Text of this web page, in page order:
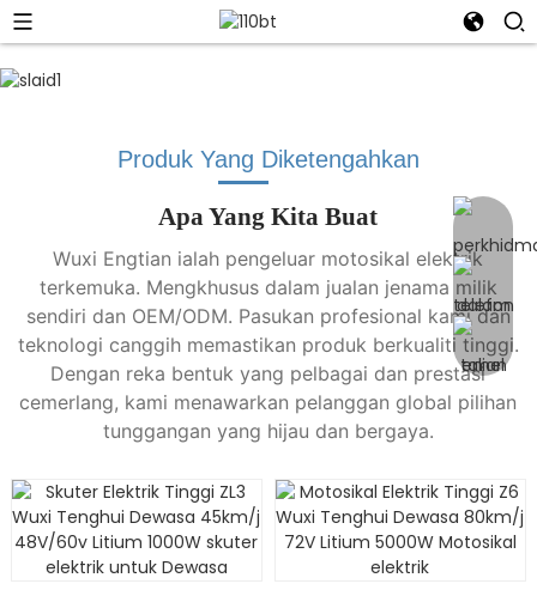
Produk Yang Diketengahkan
Apa Yang Kita Buat
Wuxi Engtian ialah pengeluar motosikal elektrik
terkemuka. Mengkhusus dalam jualan jenama milik
sendiri dan OEM/ODM. Pasukan profesional kami dan
teknologi canggih memastikan produk berkualiti tinggi.
Dengan reka bentuk yang pelbagai dan prestasi
cemerlang, kami menawarkan pelanggan global pilihan
tunggangan yang hijau dan bergaya.